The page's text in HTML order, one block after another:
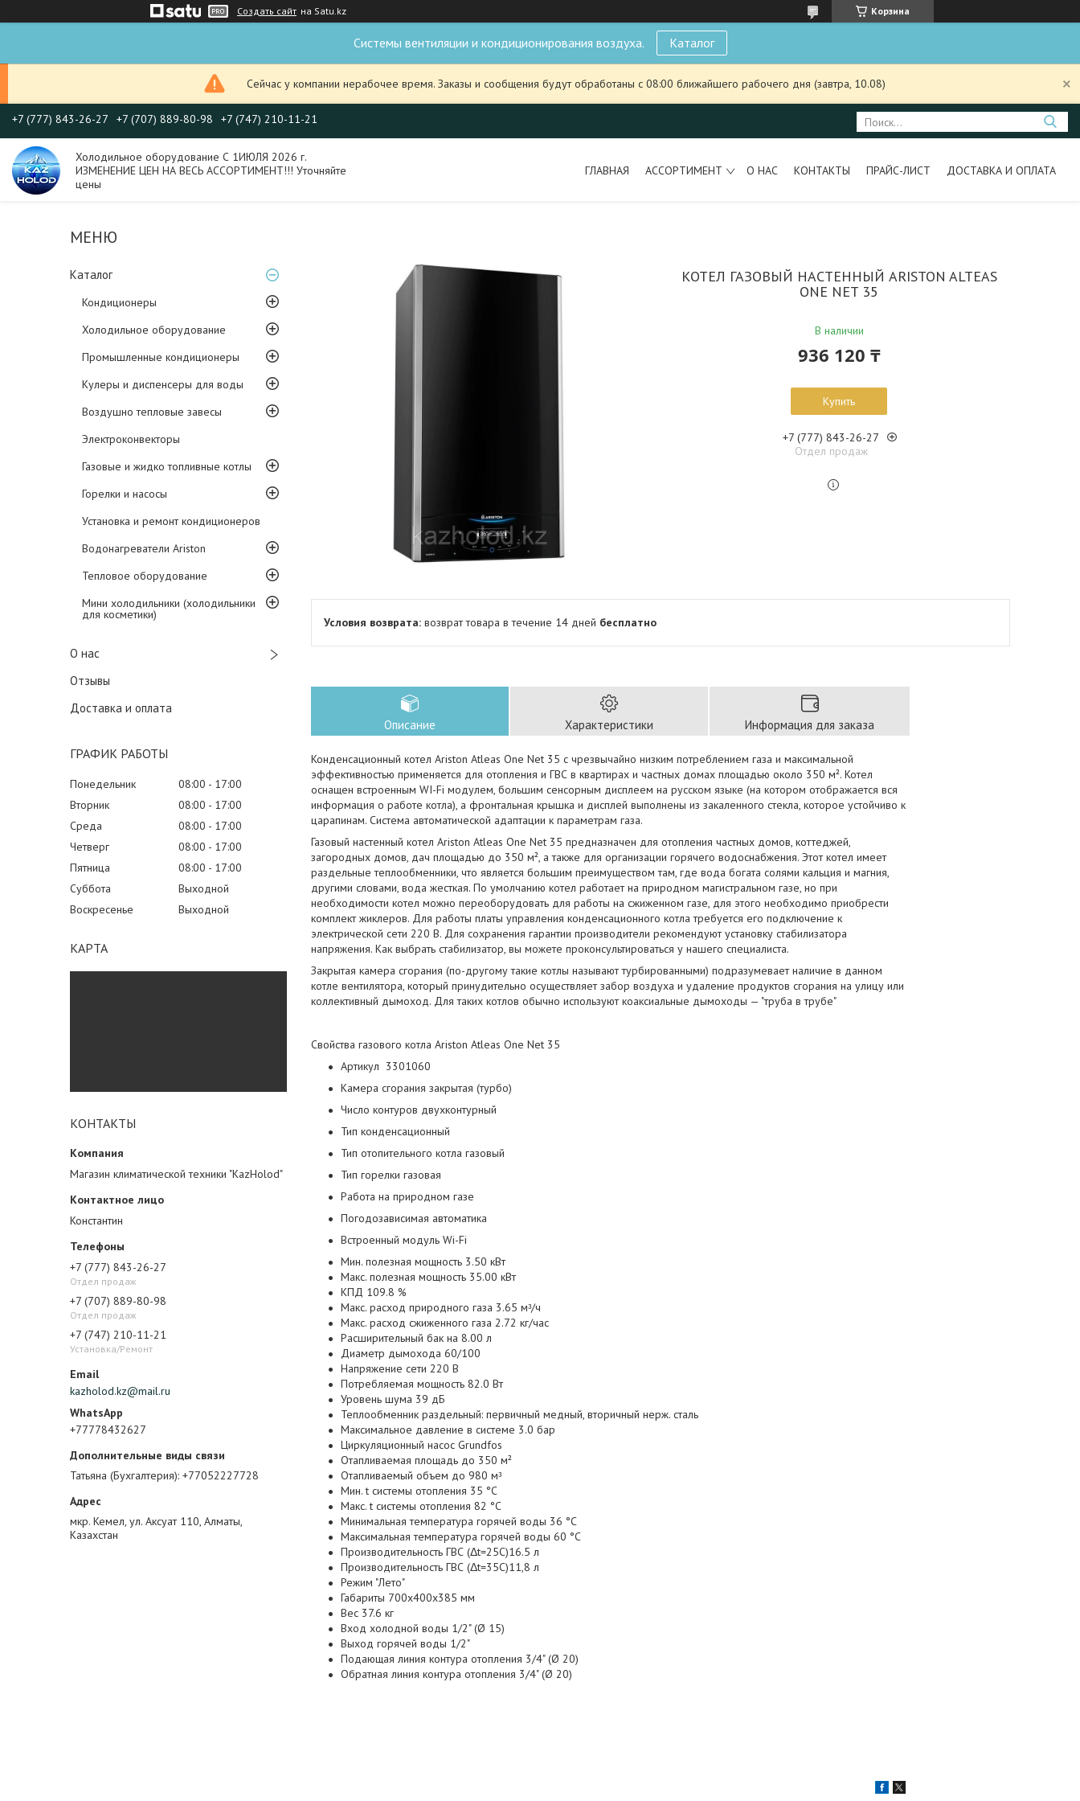
Создать сайт на Satu.kz Корзина
Системы вентиляции и кондиционирования воздуха. Каталог
Сейчас у компании нерабочее время. Заказы и сообщения будут обработаны с 08:00 ближайшего рабочего дня (завтра, 10.08)
+7 (777) 843-26-27 +7 (707) 889-80-98 +7 (747) 210-11-21
Холодильное оборудование С 1ИЮЛЯ 2026 г.
ИЗМЕНЕНИЕ ЦЕН НА ВЕСЬ АССОРТИМЕНТ!!! Уточняйте
цены
ГЛАВНАЯ АССОРТИМЕНТ О НАС КОНТАКТЫ ПРАЙС-ЛИСТ ДОСТАВКА И ОПЛАТА
Каталог
Кондиционеры
Холодильное оборудование
Промышленные кондиционеры
Кулеры и диспенсеры для воды
Воздушно тепловые завесы
Электроконвекторы
Газовые и жидко топливные котлы
Горелки и насосы
Установка и ремонт кондиционеров
Водонагреватели Ariston
Тепловое оборудование
Мини холодильники (холодильники
для косметики)
О нас
Отзывы
Доставка и оплата
ГРАФИК РАБОТЫ
Понедельник 08:00
17:00
Вторник
08:00
17:00
Среда
08:00
17:00
Четверг
08:00
17:00
Пятница
08:00
17:00
Суббота
Выходной
Воскресенье
Выходной
КАРТА
КОНТАКТЫ
Магазин климатической техники "KazHolod"
Константин
+7 (777) 843-26-27
Отдел продаж
+7 (707) 889-80-98
Отдел продаж
+7 (747) 210-11-21
Установка/Ремонт
kazholod.kz@mail.ru
+77778432627
Татьяна (Бухгалтерия) +77052227728
мкр. Кемел, ул. Аксуат 110, Алматы,
Казахстан
КОТЕЛ ГАЗОВЫЙ НАСТЕННЫЙ ARISTON ALTEAS
ONE NET 35
В наличии
936 120 ₸
Купить
+7 (777) 843-26-27
Отдел продаж
возврат товара в течение 14 дней бесплатно
Описание Характеристики Информация для заказа
Конденсационный котел Ariston Atleas One Net 35 с чрезвычайно низким потреблением газа и максимальной
эффективностью применяется для отопления и ГВС в квартирах и частных домах площадью около 350 м². Котел
оснащен встроенным WI-Fi модулем, большим сенсорным дисплеем на русском языке (на котором отображается вся
информация о работе котла), а фронтальная крышка и дисплей выполнены из закаленного стекла, которое устойчиво к
царапинам. Система автоматической адаптации к параметрам газа.
Газовый настенный котел Ariston Atleas One Net 35 предназначен для отопления частных домов, коттеджей,
загородных домов, дач площадью до 350 м², а также для организации горячего водоснабжения. Этот котел имеет
раздельные теплообменники, что является большим преимуществом там, где вода богата солями кальция и магния,
другими словами, вода жесткая. По умолчанию котел работает на природном магистральном газе, но при
необходимости котел можно переоборудовать для работы на сжиженном газе, для этого необходимо приобрести
комплект жиклеров. Для работы платы управления конденсационного котла требуется его подключение к
электрической сети 220 В. Для сохранения гарантии производители рекомендуют установку стабилизатора
напряжения. Как выбрать стабилизатор, вы можете проконсультироваться у нашего специалиста.
Закрытая камера сгорания (по-другому такие котлы называют турбированными) подразумевает наличие в данном
котле вентилятора, который принудительно осуществляет забор воздуха и удаление продуктов сгорания на улицу или
коллективный дымоход. Для таких котлов обычно используют коаксиальные дымоходы — "труба в трубе"
Свойства газового котла Ariston Atleas One Net 35
Артикул 3301060
Камера сгорания закрытая (турбо)
Число контуров двухконтурный
Тип конденсационный
Тип отопительного котла газовый
Тип горелки газовая
Работа на природном газе
Погодозависимая автоматика
Встроенный модуль Wi-Fi
Мин. полезная мощность 3.50 кВт
Макс. полезная мощность 35.00 кВт
КПД 109.8 %
Макс. расход природного газа 3.65 мᵌ/ч
Макс. расход сжиженного газа 2.72 кг/час
Расширительный бак на 8.00 л
Диаметр дымохода 60/100
Напряжение сети 220 В
Потребляемая мощность 82.0 Вт
Уровень шума 39 дБ
Теплообменник раздельный: первичный медный, вторичный нерж. сталь
Максимальное давление в системе 3.0 бар
Циркуляционный насос Grundfos
Отапливаемая площадь до 350 м²
Отапливаемый объем до 980 мᵌ
Мин. t системы отопления 35 °С
Макс. t системы отопления 82 °С
Минимальная температура горячей воды 36 °С
Максимальная температура горячей воды 60 °С
Производительность ГВС (Δt=25C)16.5 л
Производительность ГВС (Δt=35C)11,8 л
Режим "Лето"
Габариты 700x400x385 мм
Вес 37.6 кг
Вход холодной воды 1/2" (Ø 15)
Выход горячей воды 1/2"
Подающая линия контура отопления 3/4" (Ø 20)
Обратная линия контура отопления 3/4" (Ø 20)